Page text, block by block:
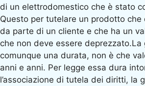
di un elettrodomestico che è stato
Questo per tutelare un prodotto
da parte di un cliente e che ha un
che non deve essere deprezzato.La
comunque una durata, non è che
anni e anni. Per legge essa dura
l’associazione di tutela dei diritti, la